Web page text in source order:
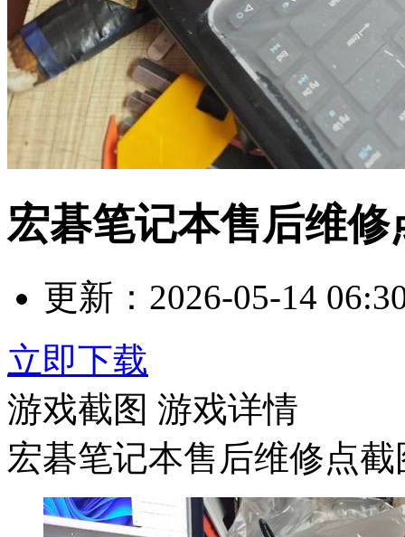
宏碁笔记本售后维修
更新： 2026-05-14
立即下载
游戏截图 游戏详情
宏碁笔记本售后维修点截